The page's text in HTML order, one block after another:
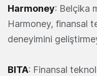
Harmoney: Belçika
Harmoney, finansal
deneyimini
BITA: Finansal